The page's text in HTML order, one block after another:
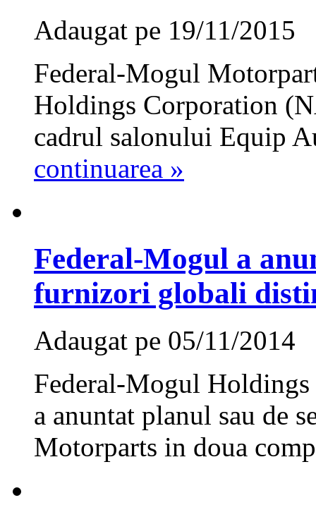
Adaugat pe 19/11/2015
Federal-Mogul
Holdings Corporation
cadrul salonului Equip
continuarea »
Federal-Mogul a
furnizori globali
Adaugat pe 05/11/2014
Federal-Mogul
a anuntat planul sau de
Motorparts in doua